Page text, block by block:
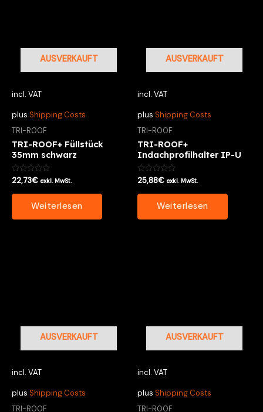
AUSVERKAUFT
incl. VAT
plus Shipping Costs
TRI-ROOF
TRI-ROOF+ Füllstück
35mm schwarz
Bewertet
mit
0
22,73€ exkl. MwSt.
Weiterlesen
AUSVERKAUFT
incl. VAT
plus Shipping Costs
TRI-ROOF
TRI-ROOF+
Indachprofilhalter IP-U
Bewertet
mit
0
25,88€ exkl. MwSt.
Weiterlesen
AUSVERKAUFT
incl. VAT
plus Shipping Costs
TRI-ROOF
AUSVERKAUFT
incl. VAT
plus Shipping Costs
TRI-ROOF